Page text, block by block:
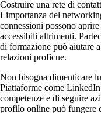
Costruire una rete di
Limportanza del
connessioni possono
accessibili altrimenti.
di formazione può aiutare
relazioni proficue.
Non bisogna dimenticare
Piattaforme come
competenze e di seguire
profilo online può fungere